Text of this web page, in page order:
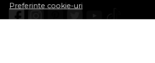
Preferinte cookie-uri